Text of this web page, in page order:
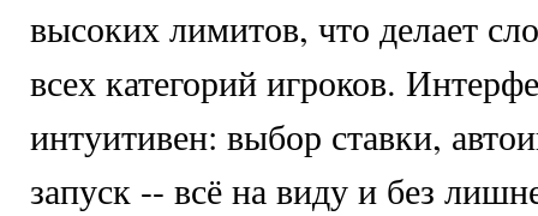
высоких лимитов, что делает
всех категорий игроков.
интуитивен: выбор ставки,
запуск -- всё на виду и без